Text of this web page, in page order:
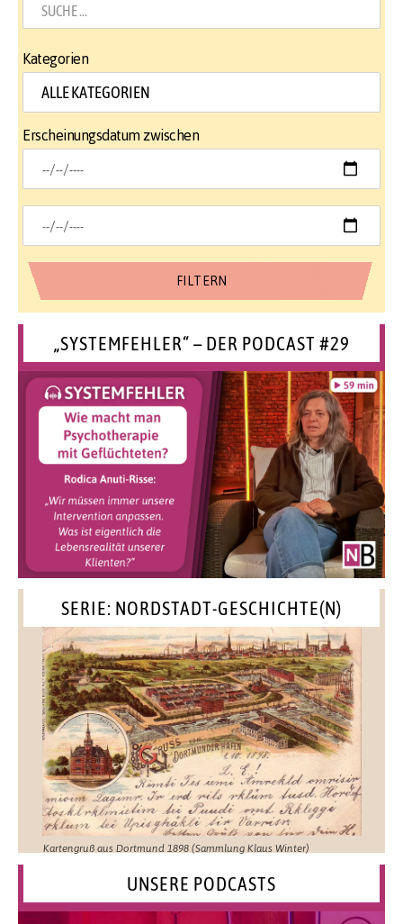
Kategorien
Erscheinungsdatum zwischen
„SYSTEMFEHLER“ – DER PODCAST #29
SERIE: NORDSTADT-GESCHICHTE(N)
Kartengruß aus Dortmund 1898 (Sammlung Klaus Winter)
UNSERE PODCASTS